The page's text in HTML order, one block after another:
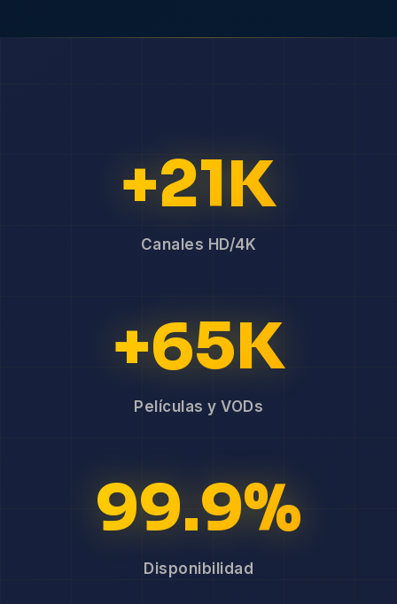
+21K
Canales HD/4K
+65K
Películas y VODs
99.9%
Disponibilidad